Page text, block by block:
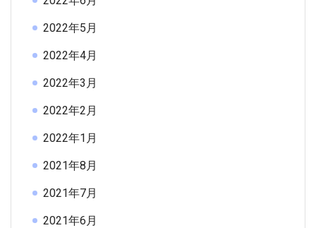
2022年5月
2022年4月
2022年3月
2022年2月
2022年1月
2021年8月
2021年7月
2021年6月